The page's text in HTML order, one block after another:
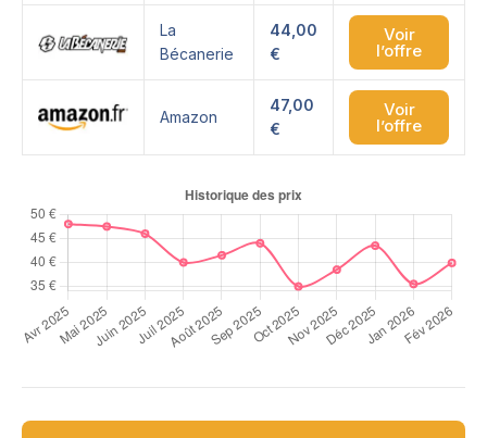
La
Bécanerie
44,00
€
Voir
l’offre
Amazon
47,00
€
Voir
l’offre